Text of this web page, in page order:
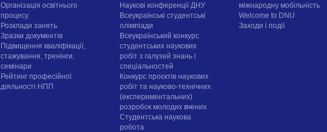
Організація освітнього
процесу
Розклади занять
Зразки документів
Підвищення кваліфікації,
стажування, тренінги,
семінари
Рейтинг професійної
діяльності НПП
Наукові конференції ДНУ
Всеукраїнські студентські
олімпіади
Всеукраїнський конкурс
студентських наукових
робіт з галузей знань і
спеціальностей
Конкурс проєктів наукових
робіт та науково-технічних
(експериментальних)
розробок молодих вчених
Студентська наукова
робота
міжнародну мобільність
Welcome to DNU
Заходи і події